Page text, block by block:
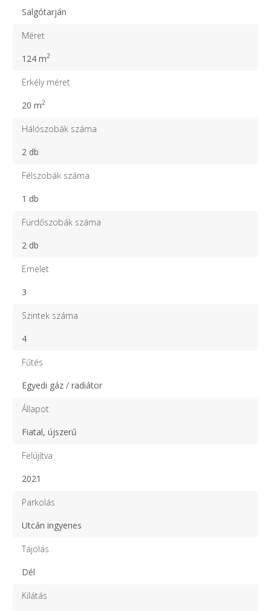
Salgótarján
Méret
124 m2
Erkély méret
20 m2
Hálószobák száma
2 db
Félszobák száma
1 db
Fürdőszobák száma
2 db
Emelet
3
Szintek száma
4
Fűtés
Egyedi gáz / radiátor
Állapot
Fiatal, újszerű
Felújítva
2021
Parkolás
Utcán ingyenes
Tájolás
Dél
Kilátás